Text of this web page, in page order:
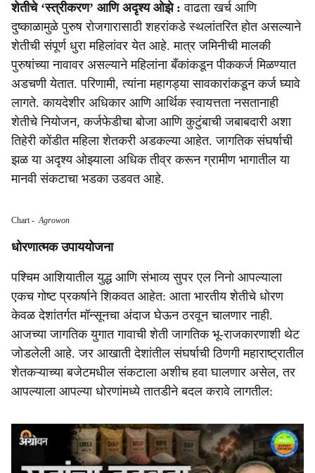
शेतीचे ‘स्त्रीकरण’ आणि अदृश्य ओझे : वाढता खर्च आणि
दुष्काळामुळे पुरुष रोजगारासाठी शहरांकडे स्थलांतरित होत असल्याने
शेतीची संपूर्ण धुरा महिलांवर येत आहे. मात्र जमिनीची मालकी
पुरुषांच्या नावावर असल्याने महिलांना बँकांकडून पीककर्ज मिळण्यात
अडचणी येतात. परिणामी, त्यांना महागड्या सावकारांकडून कर्ज घ्यावे
लागते. कायदेशीर अधिकार आणि आर्थिक स्वायत्तता नसतानाही
शेतीचे नियोजन, कर्जफेडीचा बोजा आणि कुटुंबाची जबाबदारी अशा
तिहेरी कोंडीत महिला शेतकरी अडकल्या आहेत. जागतिक संघर्षाची
झळ या अदृश्य ओझ्याला अधिक तीव्र करून ग्रामीण भागातील या
मानवी संकटाचा भडका उडवत आहे.
Chart-Agrowon
धोरणात्मक उपाययोजना
पश्चिम आशियातील युद्ध आणि संभाव्य सुपर एल निनो आपल्याला
एकच गोष्ट प्रकर्षाने शिकवत आहेत: आता भारतीय शेतीचे धोरण
केवळ देशांतर्गत मॉन्सूनचा अंदाज घेऊन ठरवून चालणार नाही.
आजच्या जागतिक युगात गावाची शेती जागतिक भू-राजकारणाशी थेट
जोडलेली आहे. जर आखाती देशांतील संघर्षाची ठिणगी महाराष्ट्रातील
शेतकऱ्याच्या बजेटमधील संकटाला अशीच हवा घालणार असेल, तर
आपल्याला आपल्या धोरणांमध्ये तातडीने बदल करावे लागतील: